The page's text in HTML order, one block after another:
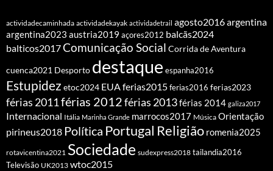
actividadecaminhada actividadekayak actividadetrail agosto2016argentina
argentina2023 austria2019 açores2012 balcãs2024
balticos2017Comunicação Social Corrida de Aventura
cuenca2021 Desporto destaque espanha2016
Estupidez etoc2024 EUAferias2015ferias2016 ferias2023
férias 2011férias 2012férias 2013férias 2014 galiza2017
Internacional Itália Marinha Grande marrocos2017 Música Orientação
pirineus2018 Política Portugal Religião romenia2025
rotavicentina2021 Sociedade sudexpress2018 tailandia2016
Televisão UK2013 wtoc2015